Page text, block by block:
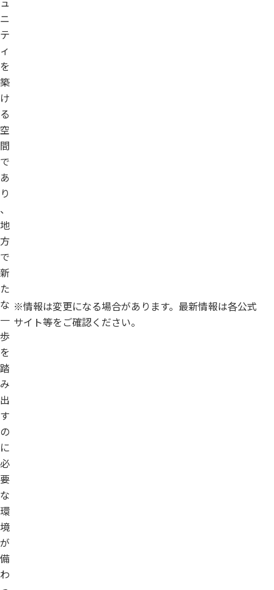
ニ
テ
ィ
を
築
け
る
空
間
で
あ
り
、
地
方
で
新
た
な
一
歩
を
踏
み
出
す
の
に
必
要
な
環
境
が
備
わ
※情報は変更になる場合があります。最新情報は各公式
サイト等をご確認ください。